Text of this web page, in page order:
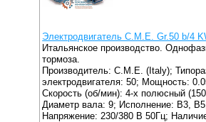
Электродвигатель C.M.E. Gr.50 b/4
Итальянское производство.
тормоза.
Производитель: C.M.E. (Italy);
электродвигателя: 50; Мощность:
Скорость (об/мин): 4-х полюсный
Диаметр вала: 9; Исполнение: B3,
Напряжение: 230/380 В 50Гц;